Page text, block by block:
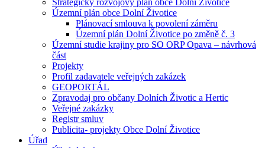
Strategický rozvojový plán obce Dolní Životice
Územní plán obce Dolní Životice
Plánovací smlouva k povolení záměru
Územní plán Dolní Životice po změně č. 3
Územní studie krajiny pro SO ORP Opava – návrhová
část
Projekty
Profil zadavatele veřejných zakázek
GEOPORTÁL
Zpravodaj pro občany Dolních Životic a Hertic
Veřejné zakázky
Registr smluv
Publicita- projekty Obce Dolní Životice
Úřad